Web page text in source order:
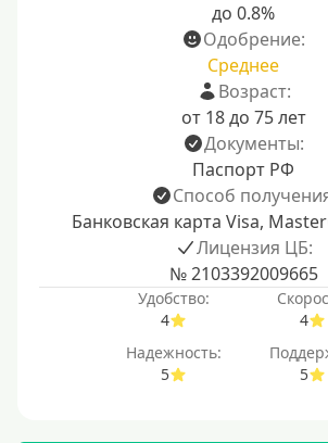
до 0.8%
Одобрение:
Среднее
Возраст:
от 18 до 75 лет
Документы:
Паспорт РФ
Способ
Банковская карта Visa,
Лицензия ЦБ:
№ 2103392009665
Удобство:
4
4
Надежность:
5
5